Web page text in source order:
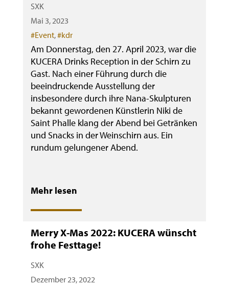
SXK
Mai 3, 2023
Categories
#Event,#kdr
Am Donnerstag, den 27. April 2023, war die
KUCERA Drinks Reception in der Schirn zu
Gast. Nach einer Führung durch die
beeindruckende Ausstellung der
insbesondere durch ihre Nana-Skulpturen
bekannt gewordenen Künstlerin Niki de
Saint Phalle klang der Abend bei Getränken
und Snacks in der Weinschirn aus. Ein
rundum gelungener Abend.
Mehr lesen
Merry X-Mas 2022: KUCERA wünscht
frohe Festtage!
SXK
Dezember 23, 2022